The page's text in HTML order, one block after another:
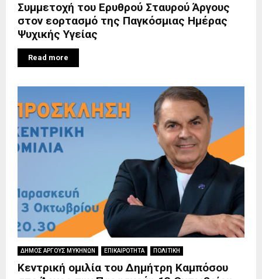
Συμμετοχή του Ερυθρού Σταυρού Άργους
στον εορτασμό της Παγκόσμιας Ημέρας
Ψυχικής Υγείας
Read more
ΔΗΜΟΣ ΑΡΓΟΥΣ ΜΥΚΗΝΩΝ ΕΠΙΚΑΙΡΟΤΗΤΑ ΠΟΛΙΤΙΚΗ
Κεντρική ομιλία του Δημήτρη Καμπόσου